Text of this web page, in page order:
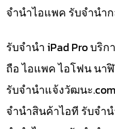
จำนำไอแพค รับจำนำ
รับจำนำ iPad Pro บริ
ถือ ไอแพค ไอโฟน นา
รับจํานําแจ้งวัฒนะ
จำนำสินค้าไอที รับจำ